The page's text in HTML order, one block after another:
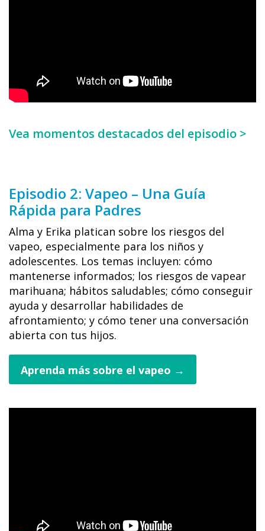
Vea momentos destacados del episodio >
Episodio 2: Vapeo – Una Guía
Rápida para Padres
Alma y Erika platican sobre los riesgos del
vapeo, especialmente para los niños y
adolescentes. Los temas incluyen: cómo
mantenerse informados; los riesgos de vapear
marihuana; hábitos saludables; cómo conseguir
ayuda y desarrollar habilidades de
afrontamiento; y cómo tener una conversación
abierta con tus hijos.
Aprenda más sobre el vapeo →